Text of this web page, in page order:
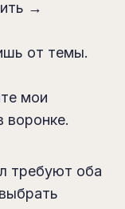
→
от темы.
мои
воронке.
требуют оба